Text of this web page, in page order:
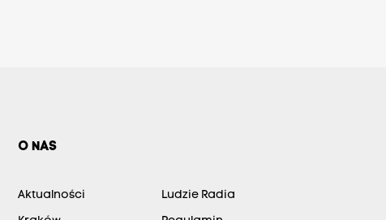
O NAS
Aktualności Ludzie Radia